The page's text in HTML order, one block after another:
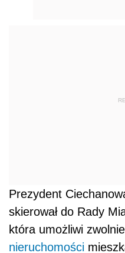
Prezydent
skierował do Rady
która umożliwi
nieruchomości